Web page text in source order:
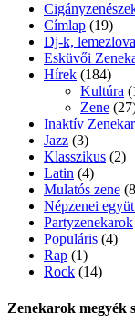
Címlap (19)
Dj-k,
Esküvői
Hírek (184)
Kultúra
Zene
Inaktív
Jazz (3)
Klasszikus (2)
Latin (4)
Mulatós zene
Népzenei
Partyzenekarok
Populáris (4)
Rap (1)
Rock (14)
Zenekarok megyék